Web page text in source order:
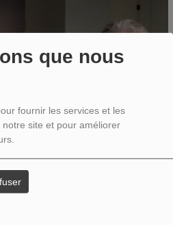
que nous
fournir les services et les
site et pour améliorer
CONTEUR : RENCONTRE AVEC PETE
les œuvres de James Newton Howard